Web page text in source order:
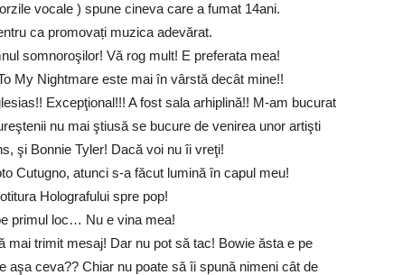
vocale ) spune cineva care a fumat 14ani.
ca promovați muzica adevărat.
somnoroşilor! Vă rog mult! E preferata mea!
My Nightmare este mai în vârstă decât mine!!
Excepţional!!! A fost sala arhiplină!! M-am bucurat
nu mai ştiusă se bucure de venirea unor artişti
şi Bonnie Tyler! Dacă voi nu îi vreţi!
Cutugno, atunci s-a făcut lumină în capul meu!
Holografului spre pop!
primul loc… Nu e vina mea!
mai trimit mesaj! Dar nu pot să tac! Bowie ăsta e pe
aşa ceva?? Chiar nu poate să îi spună nimeni cât de